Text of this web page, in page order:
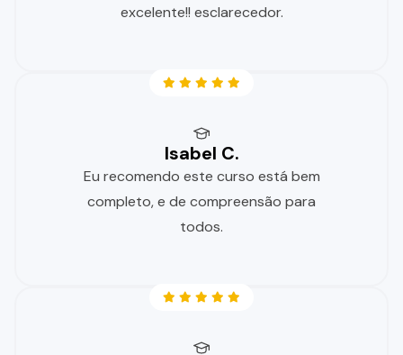
excelente!! esclarecedor.
Isabel C.
Eu recomendo este curso está bem
completo, e de compreensão para
todos.